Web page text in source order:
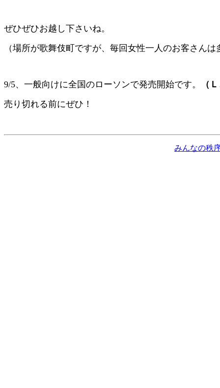
ぜひぜひお越し下さいね。
（場所が歌舞伎町ですが、毎回女性一人のお客さん
9/5、一般向けに全国のローソンで発売開始です。
（
売り切れる前にぜひ！
みんなの秩